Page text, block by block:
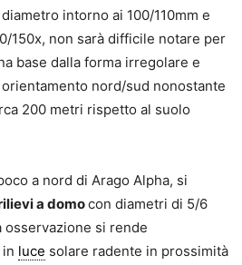
intorno ai 100/110mm e
150x, non sarà difficile notare per
base dalla forma irregolare e
nord/sud nonostante
200 metri rispetto al suolo
a nord di Arago Alpha, si
a domocon diametri di 5/6
osservazione si rende
luce solare radente in prossimità